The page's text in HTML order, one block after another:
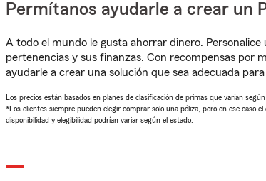
Permítanos ayudarle a crear un
A todo el mundo le gusta ahorrar dinero.
pertenencias y sus finanzas. Con recompensas por
ayudarle a crear una solución que sea adecuada
Los precios están basados en planes de clasificación de primas que varían
*Los clientes siempre pueden elegir comprar solo una póliza, pero en ese caso
disponibilidad y elegibilidad podrían variar según el estado.